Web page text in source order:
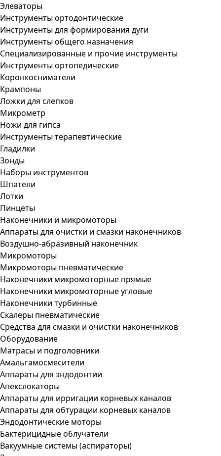
Элеваторы
Инструменты ортодонтические
Инструменты для формирования дуги
Инструменты общего назначения
Специализированные и прочие инструменты
Инструменты ортопедические
Коронкосниматели
Крампоны
Ложки для слепков
Микрометр
Ножи для гипса
Инструменты терапевтические
Гладилки
Зонды
Наборы инструментов
Шпатели
Лотки
Пинцеты
Наконечники и микромоторы
Аппараты для очистки и смазки наконечников
Воздушно-абразивный наконечник
Микромоторы
Микромоторы пневматические
Наконечники микромоторные прямые
Наконечники микромоторные угловые
Наконечники турбинные
Скалеры пневматические
Средства для смазки и очистки наконечников
Оборудование
Матрасы и подголовники
Амальгамосмесители
Аппараты для эндодонтии
Апекслокаторы
Аппараты для ирригации корневых каналов
Аппараты для обтурации корневых каналов
Эндодонтические моторы
Бактерицидные облучатели
Вакуумные системы (аспираторы)